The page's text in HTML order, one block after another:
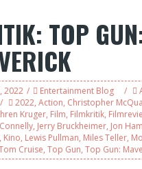
TOP
2022 Entertainment Blog
2022, Action, Christopher
Kruger, Film, Filmkritik,
, Jerry Bruckheimer, Jon
, Kino, Lewis Pullman, Miles Teller,
Cruise, Top Gun, Top Gun: